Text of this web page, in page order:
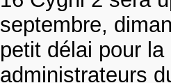
septembre,
petit délai pour
administrateurs